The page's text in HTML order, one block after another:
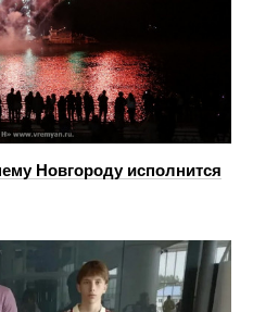
Новгороду исполнится